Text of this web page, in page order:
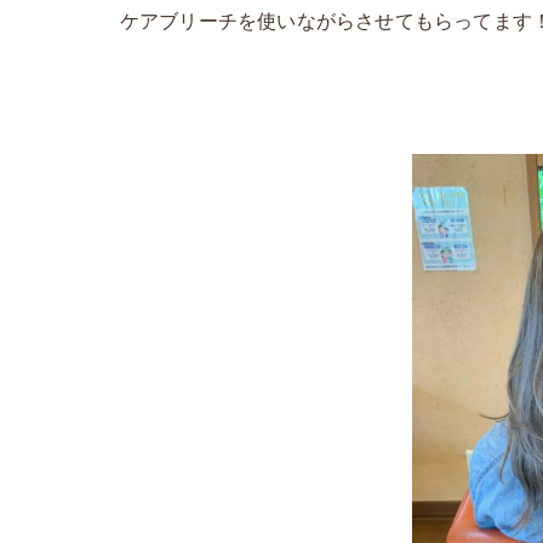
ケアブリーチを使いながらさせてもらってます